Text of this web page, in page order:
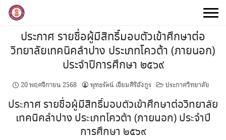
Skip
contentประกาศ รายชื่อผู้มีสิทธิ์มอบตัวเข้าศึกษาต่อ
วิทยาลัยเทคนิคลำปาง ประเภทโควต้า (ภายนอก)
ประจำปีการศึกษา ๒๕๖๙
20 พฤศจิกายน 2568 พุทธรัตน์ เจียมศิริอังกูร ประกาศวิทยาลัย
ประกาศ รายชื่อผู้มีสิทธิ์มอบตัวเข้าศึกษาต่อวิทยาลัย
เทคนิคลำปาง ประเภทโควต้า (ภายนอก) ประจำปี
การศึกษา ๒๕๖๙